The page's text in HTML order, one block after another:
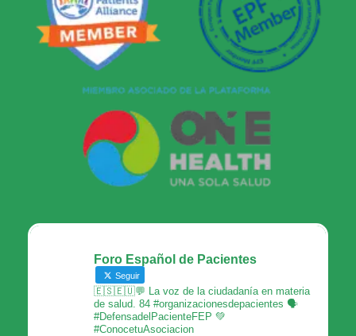
Foro Español de Pacientes
Seguir
🇪🇸🇪🇺💬 La voz de la ciudadanía en materia
de salud. 84 #organizacionesdepacientes 🗣
#DefensadelPacienteFEP 💚
#ConocetuAsociacion